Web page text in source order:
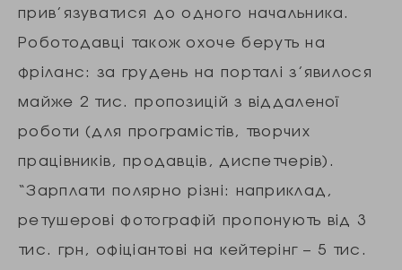
прив’язуватися до одного начальника.
Роботодавці також охоче беруть на
фріланс: за грудень на порталі з’явилося
майже 2 тис. пропозицій з віддаленої
роботи (для програмістів, творчих
працівників, продавців, диспетчерів).
“Зарплати полярно різні: наприклад,
ретушерові фотографій пропонують від 3
тис. грн, офіціантові на кейтерінг – 5 тис.